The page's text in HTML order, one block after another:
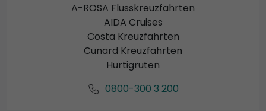
A-ROSA Flusskreuzfahrten
AIDA Cruises
Costa Kreuzfahrten
Cunard Kreuzfahrten
Hurtigruten
0800-300 3 200